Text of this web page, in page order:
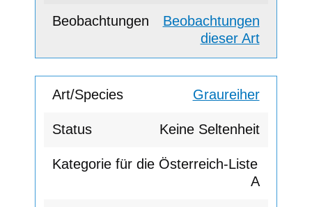
Beobachtungen
dieser Art
Graureiher
Keine Seltenheit
A